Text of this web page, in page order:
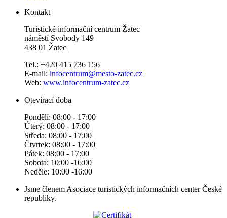
Kontakt
Turistické informační centrum Žatec
náměstí Svobody 149
438 01 Žatec
Tel.: +420 415 736 156
E-mail: infocentrum@mesto-zatec.cz
Web: www.infocentrum-zatec.cz
Otevírací doba
Pondělí: 08:00 - 17:00
Úterý: 08:00 - 17:00
Středa: 08:00 - 17:00
Čtvrtek: 08:00 - 17:00
Pátek: 08:00 - 17:00
Sobota: 10:00 -16:00
Neděle: 10:00 -16:00
Jsme členem Asociace turistických informačních center České
republiky.